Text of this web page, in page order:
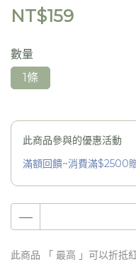
NT$159
數量
1條
此商品參與的優惠活動
滿額回饋~消費滿$2500
此商品 「 最高 」可以折抵